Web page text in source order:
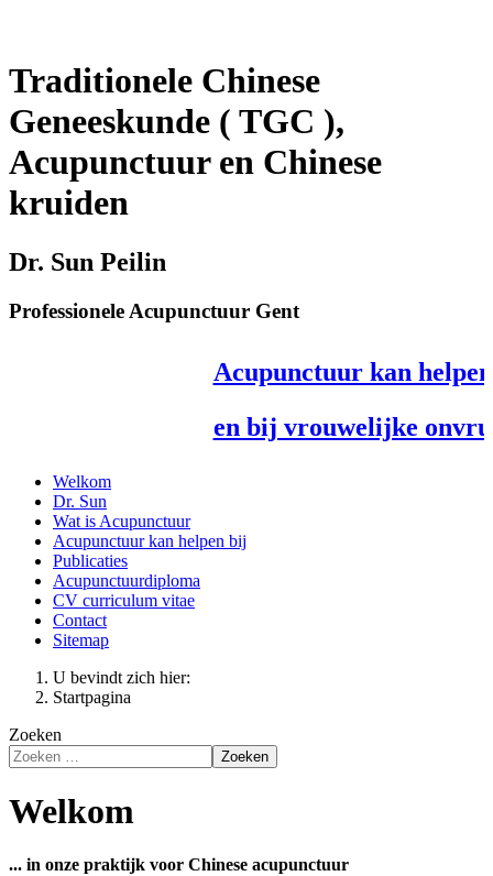
Traditionele Chinese
Geneeskunde ( TGC ),
Acupunctuur en Chinese
kruiden
Dr. Sun Peilin
Professionele Acupunctuur Gent
Acupunctuur kan
Klik hier voor extra
en bij vrouwelijke
Welkom
Dr. Sun
Wat is Acupunctuur
Acupunctuur kan helpen bij
Publicaties
Acupunctuurdiploma
CV curriculum vitae
Contact
Sitemap
U bevindt zich hier:
Startpagina
Zoeken
Zoeken
Welkom
... in onze praktijk voor Chinese acupunctuur